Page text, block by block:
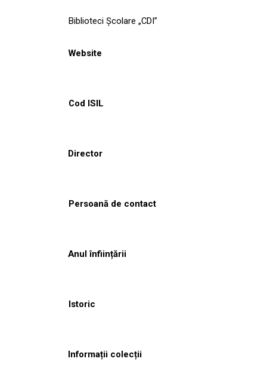
Biblioteci Școlare „CDI”
Website
Cod ISIL
Director
Persoană de contact
Anul înființării
Istoric
Informații colecții